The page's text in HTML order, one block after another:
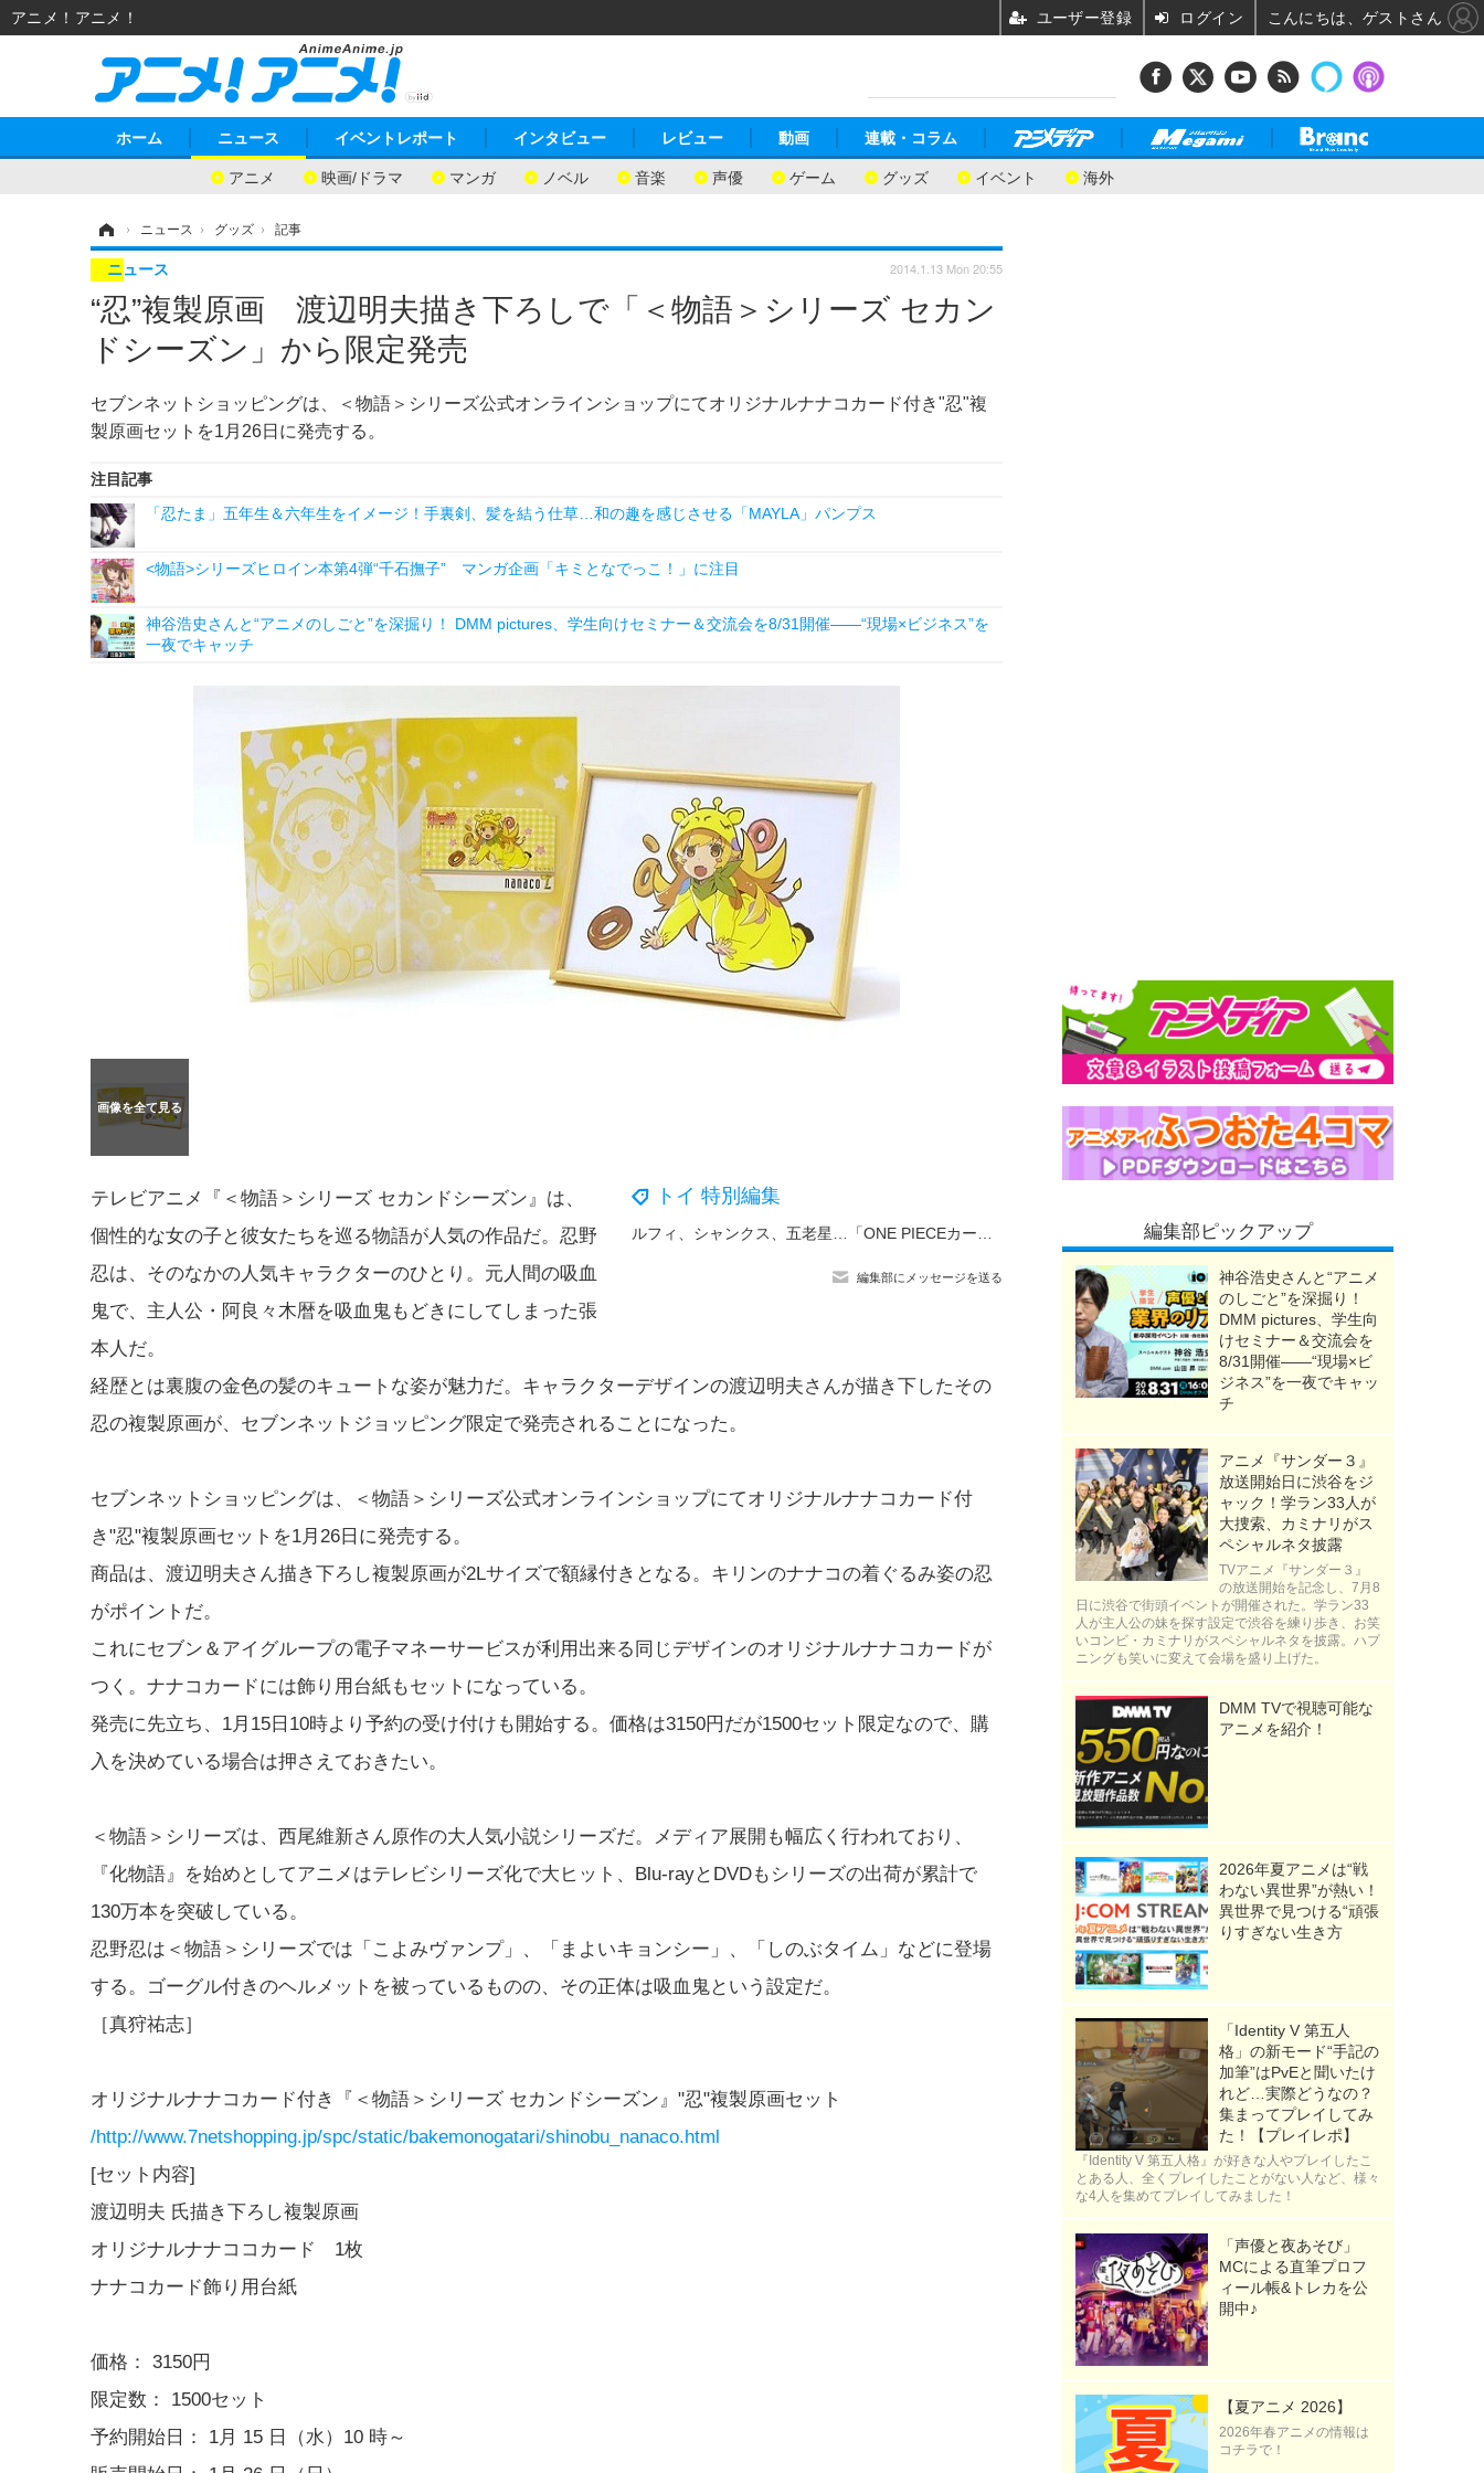
ホーム ニュース
アニメ 映画/ドラマ マンガ ノベル 音楽 声優 ゲーム グッズ イベント 海外
イベントレポート インタビュー レビュー 動画 連載・コラム
› ニュース › グッズ › 記事
“忍”複製原画 渡辺明夫描き下ろしで「＜物語＞シリーズ セカン
ドシーズン」から限定発売
セブンネットショッピングは、＜物語＞シリーズ公式オンラインショップにてオリジナルナナコカード付き"忍"複
製原画セットを1月26日に発売する。
ニュース 2014.1.13 Mon 20:55
注目記事
「忍たま」五年生＆六年生をイメージ！手裏剣、髪を結う仕草…和の趣を感じさせる「MAYLA」パンプス
<物語>シリーズヒロイン本第4弾“千石撫子” マンガ企画「キミとなでっこ！」に注目
神谷浩史さんと“アニメのしごと”を深掘り！ DMM pictures、学生向けセミナー＆交流会を8/31開催――“現場×ビジネス”を
一夜でキャッチ
トイ 特別編集
編集部にメッセージを送る
テレビアニメ『＜物語＞シリーズ セカンドシーズン』は、
個性的な女の子と彼女たちを巡る物語が人気の作品だ。忍野
忍は、そのなかの人気キャラクターのひとり。元人間の吸血
鬼で、主人公・阿良々木暦を吸血鬼もどきにしてしまった張
本人だ。
経歴とは裏腹の金色の髪のキュートな姿が魅力だ。キャラクターデザインの渡辺明夫さんが描き下したその
忍の複製原画が、セブンネットジョッピング限定で発売されることになった。
セブンネットショッピングは、＜物語＞シリーズ公式オンラインショップにてオリジナルナナコカード付
き"忍"複製原画セットを1月26日に発売する。
商品は、渡辺明夫さん描き下ろし複製原画が2Lサイズで額縁付きとなる。キリンのナナコの着ぐるみ姿の忍
がポイントだ。
これにセブン＆アイグループの電子マネーサービスが利用出来る同じデザインのオリジナルナナコカードが
つく。ナナコカードには飾り用台紙もセットになっている。
発売に先立ち、1月15日10時より予約の受け付けも開始する。価格は3150円だが1500セット限定なので、購
入を決めている場合は押さえておきたい。
＜物語＞シリーズは、西尾維新さん原作の大人気小説シリーズだ。メディア展開も幅広く行われており、
『化物語』を始めとしてアニメはテレビシリーズ化で大ヒット、Blu-rayとDVDもシリーズの出荷が累計で
130万本を突破している。
忍野忍は＜物語＞シリーズでは「こよみヴァンプ」、「まよいキョンシー」、「しのぶタイム」などに登場
する。ゴーグル付きのヘルメットを被っているものの、その正体は吸血鬼という設定だ。
［真狩祐志］
オリジナルナナコカード付き『＜物語＞シリーズ セカンドシーズン』"忍"複製原画セット
/http://www.7netshopping.jp/spc/static/bakemonogatari/shinobu_nanaco.html
[セット内容]
渡辺明夫 氏描き下ろし複製原画
オリジナルナナココカード 1枚
ナナコカード飾り用台紙
価格： 3150円
限定数： 1500セット
予約開始日： 1月 15 日（水）10 時～
編集部ピックアップ
神谷浩史さんと“アニメ
のしごと”を深掘り！
DMM pictures、学生向
けセミナー＆交流会を
8/31開催――“現場×ビ
ジネス”を一夜でキャッ
チ
アニメ『サンダー３』
放送開始日に渋谷をジ
ャック！学ラン33人が
大捜索、カミナリがス
ペシャルネタ披露
TVアニメ『サンダー３』
の放送開始を記念し、7月8
日に渋谷で街頭イベントが開催された。学ラン33
人が主人公の妹を探す設定で渋谷を練り歩き、お笑
いコンビ・カミナリがスペシャルネタを披露。ハプ
ニングも笑いに変えて会場を盛り上げた。
DMM TVで視聴可能な
アニメを紹介！
2026年夏アニメは“戦
わない異世界”が熱い！
異世界で見つける“頑張
りすぎない生き方
「Identity V 第五人
格」の新モード“手記の
加筆”はPvEと聞いたけ
れど…実際どうなの？
集まってプレイしてみ
た！【プレイレポ】
『Identity V 第五人格』が好きな人やプレイしたこ
とある人、全くプレイしたことがない人など、様々
な4人を集めてプレイしてみました！
「声優と夜あそび」
MCによる直筆プロフ
ィール帳&トレカを公
開中♪
【夏アニメ 2026】
2026年春アニメの情報は
コチラで！
アニメ！アニメ！ ユーザー登録 ログイン こんにちは、ゲストさん